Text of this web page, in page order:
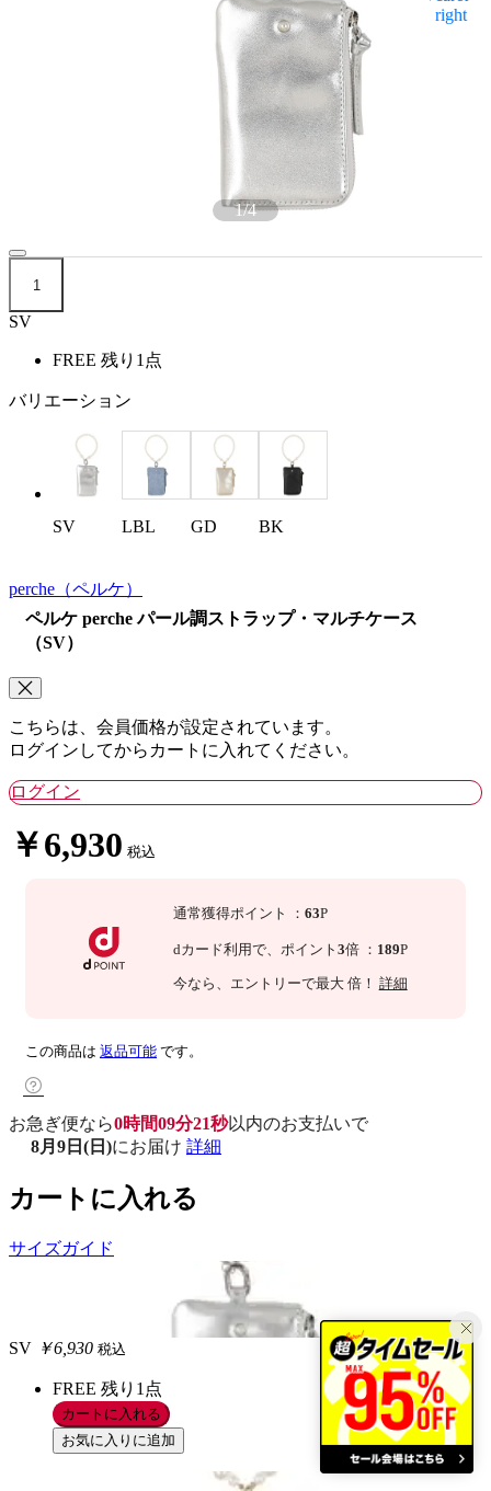
1/4
1
SV
FREE 残り1点
バリエーション
SV LBL GD BK
perche （ペルケ）
ペルケ perche パール調ストラップ・マルチケース
（SV）
こちらは、会員価格が設定されています。
ログインしてからカートに入れてください。
ログイン
￥6,930 税込
通常獲得ポイント ： 63P
dカード利用で、 ポイント 3倍 ： 189P
今なら 、エントリーで最大 倍！ 詳細
この商品は 返品可能 です。
お急ぎ便なら0時間09分20秒以内のお支払いで
8月9日(日)にお届け 詳細
カートに入れる
サイズガイド
SV ￥6,930 税込
FREE 残り1点
カートに入れる
お気に入りに追加